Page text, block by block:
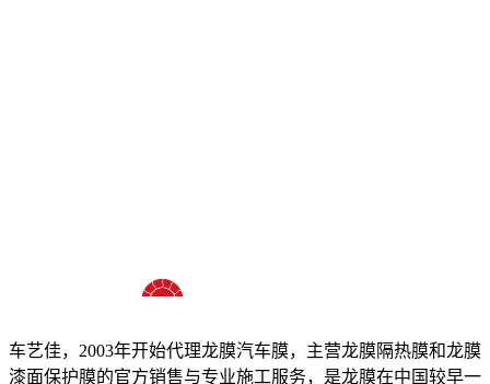
车艺佳，2003年开始代理龙膜汽车膜，主营龙膜隔热膜和龙膜
漆面保护膜的官方销售与专业施工服务，是龙膜在中国较早一